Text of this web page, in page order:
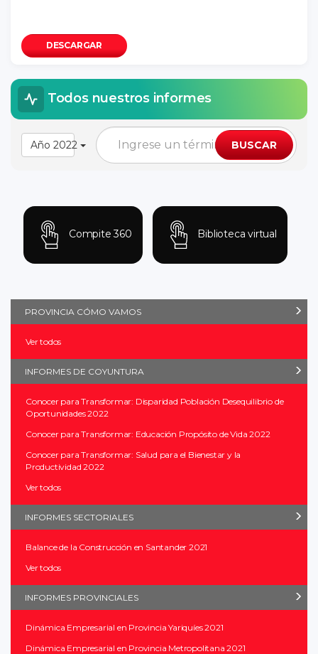
DESCARGAR
Todos nuestros informes
Año 2022 BUSCAR
Compite 360 Biblioteca virtual
PROVINCIA CÓMO VAMOS
Ver todos
INFORMES DE COYUNTURA
Conocer para Transformar: Disparidad Población Desequilibrio de
Oportunidades 2022
Conocer para Transformar: Educación Propósito de Vida 2022
Conocer para Transformar: Salud para el Bienestar y la
Productividad 2022
Ver todos
INFORMES SECTORIALES
Balance de la Construcción en Santander 2021
Ver todos
INFORMES PROVINCIALES
Dinámica Empresarial en Provincia Yariquíes 2021
Dinámica Empresarial en Provincia Metropolitana 2021